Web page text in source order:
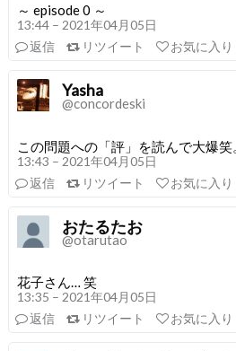
～ episode 0 ～
13:44 – 2021年04月05日
返信
リツイート お気に入り
Yasha
@concordeski
この問題への「評」を読んで大爆笑
13:43 – 2021年04月05日
返信
リツイート お気に入り
おたるたお
@otarutao
花子さん… 笑
13:35 – 2021年04月05日
返信
リツイート お気に入り